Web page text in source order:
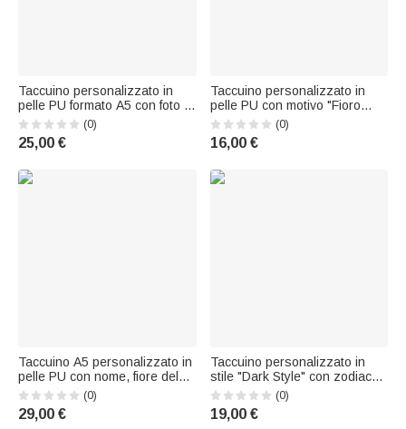
Taccuino personalizzato in
pelle PU formato A5 con foto di
coppia e nomi – Regalo per
l’uso quotidiano, compleanni,
anniversari e matrimoni
(0)
25,00 €
Taccuino personalizzato in
pelle PU con motivo "Fioro
della nascita" e farfalla, formati
A5 e A6, con indicazione
dell'anno: regalo per
del libro e amanti dei libri
(0)
16,00 €
Taccuino A5 personalizzato in
pelle PU con nome, fiore del
mese di nascita ed effetto
perla, con penna e confezione
regalo: regalo di compleanno
(0)
29,00 €
Taccuino personalizzato in
stile "Dark Style" con zodiaco
cinese, formato A5, rilegatura
a spirale, con nome, per uso
quotidiano, regalo di
(0)
19,00 €